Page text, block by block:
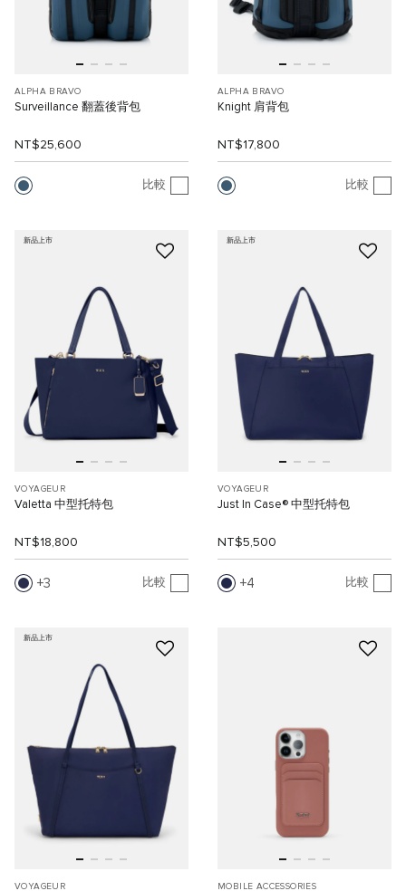
ALPHA BRAVO
Surveillance 翻蓋後背包
NT$25,600
比較
ALPHA BRAVO
Knight 肩背包
NT$17,800
比較
新品上市
VOYAGEUR
Valetta 中型托特包
NT$18,800
3 比較
新品上市
VOYAGEUR
Just In Case® 中型托特包
NT$5,500
4 比較
新品上市
VOYAGEUR MOBILE ACCESSORIES